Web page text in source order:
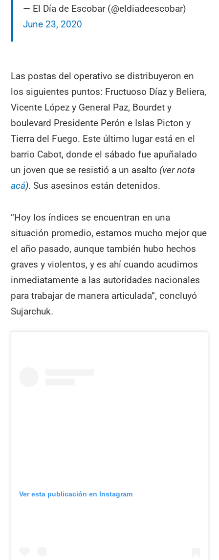
— El Día de Escobar (@eldiadeescobar)
June 23, 2020
Las postas del operativo se distribuyeron en
los siguientes puntos: Fructuoso Díaz y Beliera,
Vicente López y General Paz, Bourdet y
boulevard Presidente Perón e Islas Picton y
Tierra del Fuego. Este último lugar está en el
barrio Cabot, donde el sábado fue apuñalado
un joven que se resistió a un asalto (ver nota
acá). Sus asesinos están detenidos.
“Hoy los índices se encuentran en una
situación promedio, estamos mucho mejor que
el año pasado, aunque también hubo hechos
graves y violentos, y es ahí cuando acudimos
inmediatamente a las autoridades nacionales
para trabajar de manera articulada”, concluyó
Sujarchuk.
Ver esta publicación en Instagram